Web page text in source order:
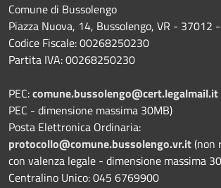
Comune di Bussolengo
Piazza Nuova, 14, Bussolengo, VR - 37012
Codice Fiscale: 00268250230
Partita IVA: 00268250230
PEC:comune.bussolengo@cert.legalmail.it
PEC - dimensione massima 30MB)
Posta Elettronica Ordinaria:
protocollo@comune.bussolengo.vr.it(non
con valenza legale - dimensione massima
Centralino Unico: 045 6769900